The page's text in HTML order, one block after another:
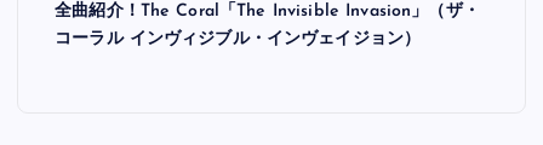
全曲紹介！The Coral「The Invisible Invasion」（ザ・
コーラル インヴィジブル・インヴェイジョン）